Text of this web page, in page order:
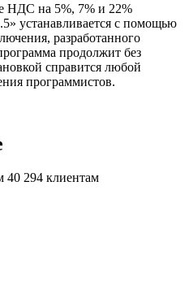
НДС на 5%, 7% и 22%
устанавливается с помощью
разработанного
продолжит без
справится любой
программистов.
40 294 клиентам